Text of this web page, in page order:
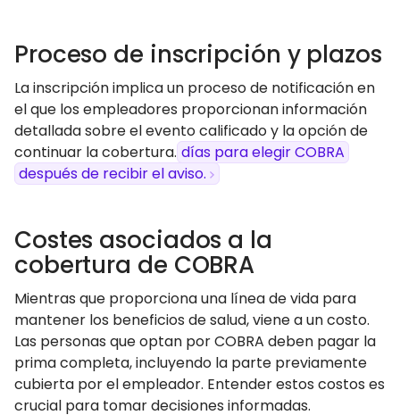
Proceso de inscripción y plazos
La inscripción implica un proceso de notificación en
el que los empleadores proporcionan información
detallada sobre el evento calificado y la opción de
continuar la cobertura. días para elegir COBRA
después de recibir el aviso.
Costes asociados a la
cobertura de COBRA
Mientras que proporciona una línea de vida para
mantener los beneficios de salud, viene a un costo.
Las personas que optan por COBRA deben pagar la
prima completa, incluyendo la parte previamente
cubierta por el empleador. Entender estos costos es
crucial para tomar decisiones informadas.